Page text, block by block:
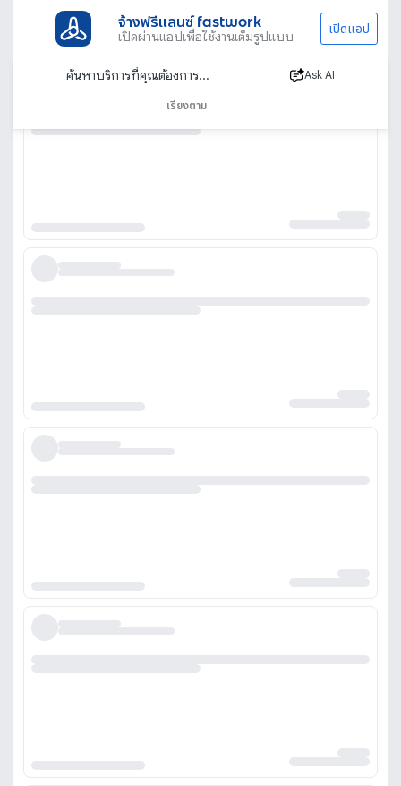
จ้างฟรีแลนซ์ fastwork
เปิดผ่านแอปเพื่อใช้งานเต็มรูปแบบ เปิดแอป
Ask AI
เรียงตาม